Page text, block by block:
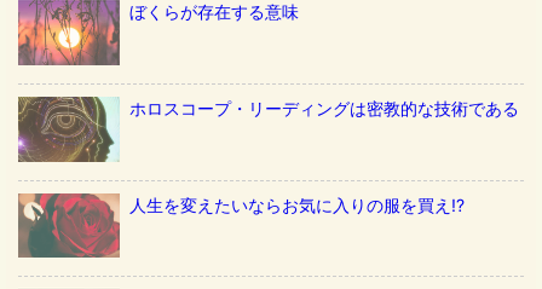
ぼくらが存在する意味
ホロスコープ・リーディングは密教的な技術である
人生を変えたいならお気に入りの服を買え!?